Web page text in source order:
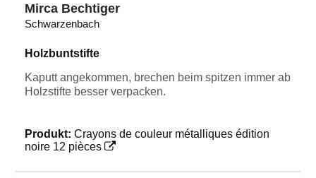
Mirca Bechtiger
Schwarzenbach
Holzbuntstifte
Kaputt angekommen, brechen beim spitzen immer ab
Holzstifte besser verpacken.
Produkt: Crayons de couleur métalliques édition
noire 12 pièces